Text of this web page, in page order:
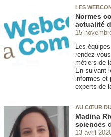
LES
Normes
actualité
15
Les
rendez-
métiers de
En suivant
informés et
experts de
AU CŒUR
Madina
sciences
13 avril